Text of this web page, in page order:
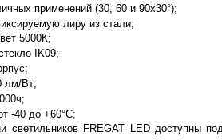
применений (30, 60 и 90х30°);
лиру из стали;
5000К;
IK09;
лм/Вт;
-40 до +60°С;
светильников FREGAT LED доступны